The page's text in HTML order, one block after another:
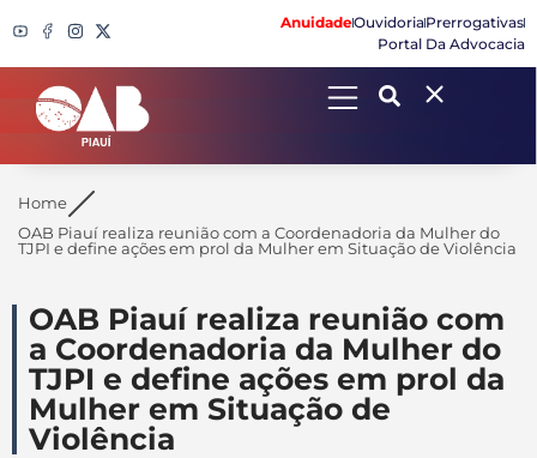
AnuidadeOuvidoriaPrerrogativas
Portal Da Advocacia
Search
Home
OAB Piauí realiza reunião com a Coordenadoria da Mulher do
TJPI e define ações em prol da Mulher em Situação de Violência
OAB Piauí realiza reunião com
a Coordenadoria da Mulher do
TJPI e define ações em prol da
Mulher em Situação de
Violência